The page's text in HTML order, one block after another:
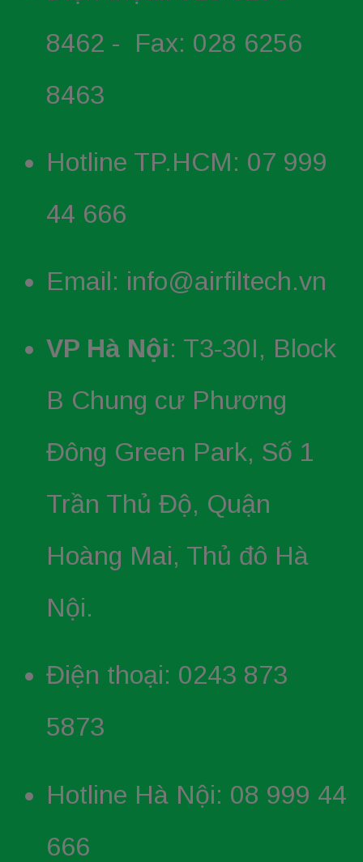
8462 - Fax: 028 6256
8463
Hotline TP.HCM: 07 999
44 666
Email: info@airfiltech.vn
VP Hà Nội: T3-30I, Block
B Chung cư Phương
Đông Green Park, Số 1
Trần Thủ Độ, Quận
Hoàng Mai, Thủ đô Hà
Nội.
Điện thoại: 0243 873
5873
Hotline Hà Nội: 08 999 44
666